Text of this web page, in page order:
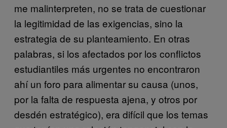
me malinterpreten, no se trata de cuestionar
la legitimidad de las exigencias, sino la
estrategia de su planteamiento. En otras
palabras, si los afectados por los conflictos
estudiantiles más urgentes no encontraron
ahí un foro para alimentar su causa (unos,
por la falta de respuesta ajena, y otros por
desdén estratégico), era difícil que los temas